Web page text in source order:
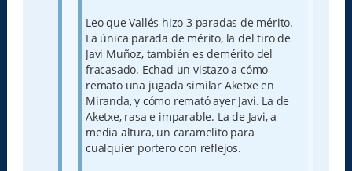
Leo que Vallés hizo 3 paradas de mérito.
La única parada de mérito, la del tiro de
Javi Muñoz, también es demérito del
fracasado. Echad un vistazo a cómo
remato una jugada similar Aketxe en
Miranda, y cómo remató ayer Javi. La de
Aketxe, rasa e imparable. La de Javi, a
media altura, un caramelito para
cualquier portero con reflejos.